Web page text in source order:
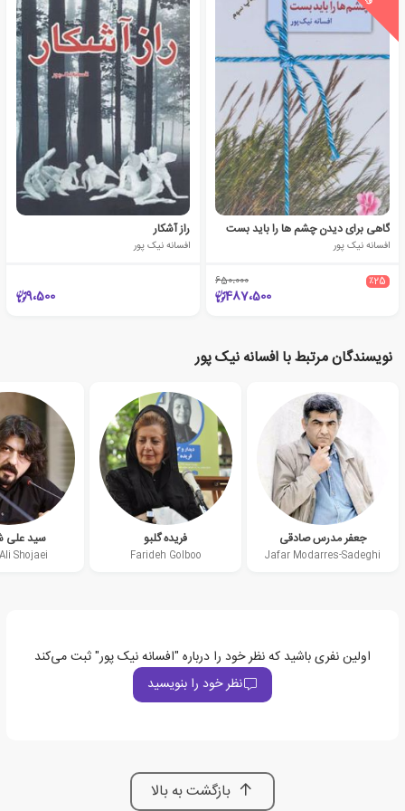
گاهی برای دیدن چشم ها را باید بست
افسانه نیک پور
٪25 650،000
487،500
راز آشکار
افسانه نیک پور
9،500
نویسندگان مرتبط با افسانه نیک پور
جعفر مدرس صادقی
Jafar Modarres-Sadeghi
فریده گلبو
Farideh Golboo
سید علی
Shojaei
اولین نفری باشید که نظر خود را درباره "افسانه نیک پور" ثبت می‌کند
نظر خود را بنویسید
بازگشت به بالا